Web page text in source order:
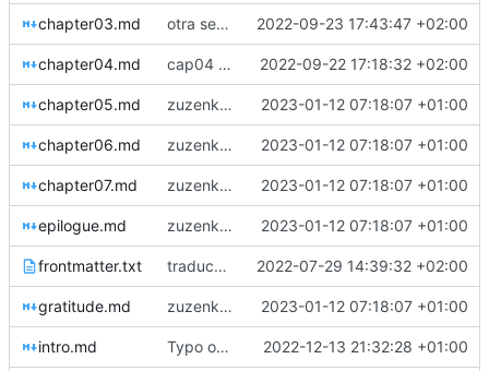
chapter03.md otra sevisión capítulo 03 2022-09-23 17:43:47 +02:00
chapter04.md cap04 segunda revisión 2022-09-22 17:18:32 +02:00
chapter05.md zuzenketak 2023-01-12 07:18:07 +01:00
chapter06.md zuzenketak 2023-01-12 07:18:07 +01:00
chapter07.md zuzenketak 2023-01-12 07:18:07 +01:00
epilogue.md zuzenketak 2023-01-12 07:18:07 +01:00
frontmatter.txt traducc frontmatter.txt 2022-07-29 14:39:32 +02:00
gratitude.md zuzenketak 2023-01-12 07:18:07 +01:00
intro.md Typo on a phrase 2022-12-13 21:32:28 +01:00